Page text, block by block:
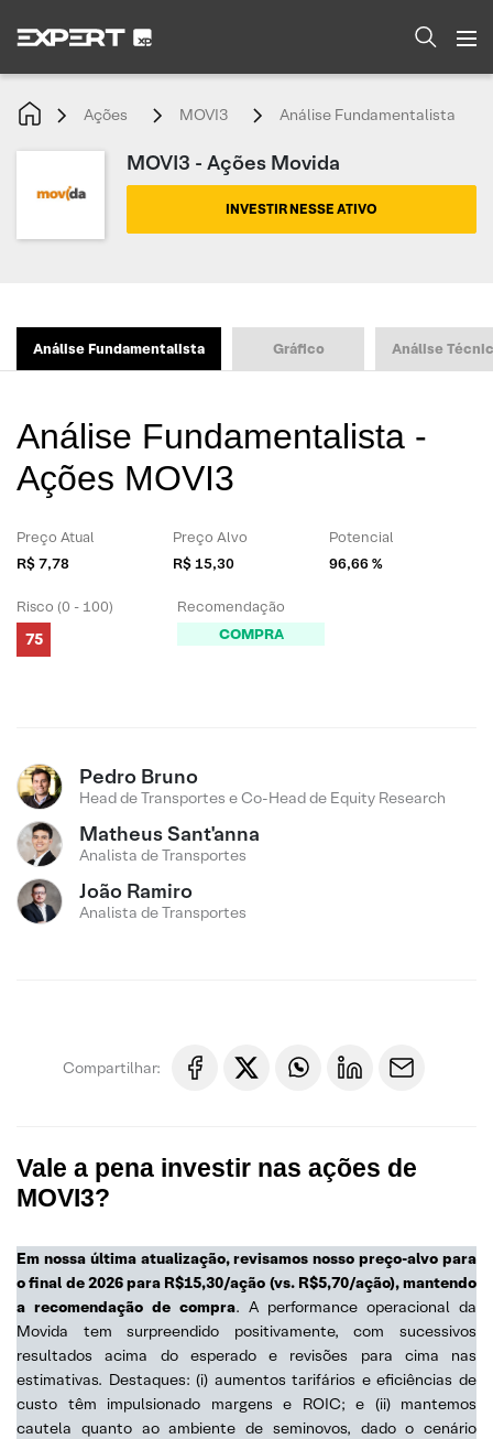
Ações MOVI3 Análise Fundamentalista
MOVI3 - Ações Movida
INVESTIR NESSE ATIVO
Análise Fundamentalista Gráfico Análise
Análise Fundamentalista -
Ações MOVI3
Preço Atual
R$ 7,78
Preço Alvo
R$ 15,30
Potencial
96,66 %
Risco (0 - 100)
75
Recomendação
COMPRA
Pedro Bruno
Head de Transportes e Co-Head de Equity Research
Matheus Sant'anna
Analista de Transportes
João Ramiro
Analista de Transportes
Compartilhar:
Vale a pena investir nas ações de
MOVI3?
Em nossa última atualização, revisamos nosso preço-alvo para
o final de 2026 para R$15,30/ação (vs. R$5,70/ação), mantendo
a recomendação de compra. A performance operacional da
Movida tem surpreendido positivamente, com sucessivos
resultados acima do esperado e revisões para cima nas
estimativas. Destaques: (i) aumentos tarifários e eficiências de
custo têm impulsionado margens e ROIC; e (ii) mantemos
cautela quanto ao ambiente de seminovos, dado o cenário